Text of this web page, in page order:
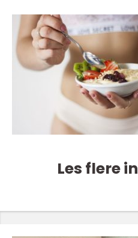
Les flere